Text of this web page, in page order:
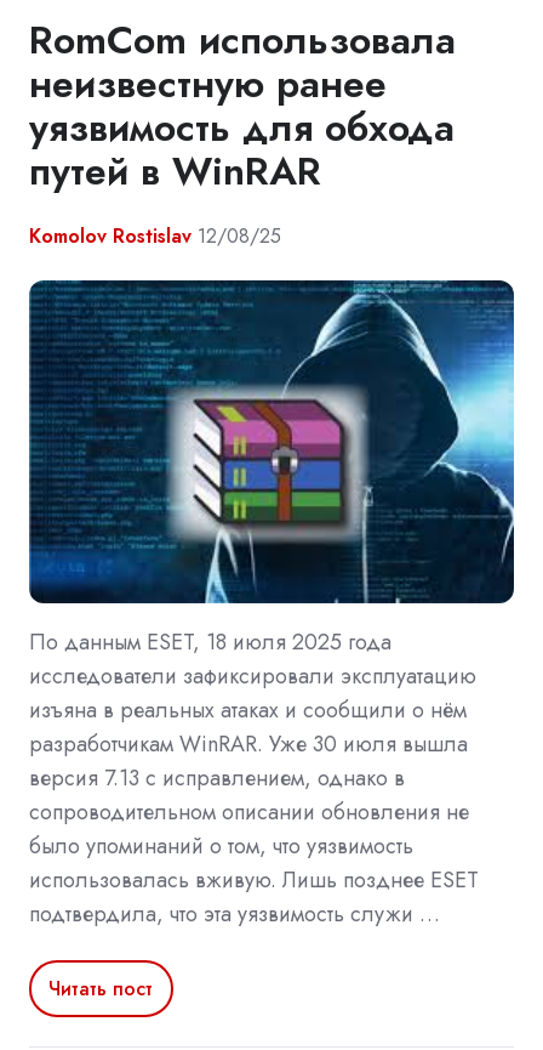
RomCom использовала
неизвестную ранее
уязвимость для обхода
путей в WinRAR
Komolov Rostislav 12/08/25
По данным ESET, 18 июля 2025 года
исследователи зафиксировали эксплуатацию
изъяна в реальных атаках и сообщили о нём
разработчикам WinRAR. Уже 30 июля вышла
версия 7.13 с исправлением, однако в
сопроводительном описании обновления не
было упоминаний о том, что уязвимость
использовалась вживую. Лишь позднее ESET
подтвердила, что эта уязвимость служи …
Читать пост